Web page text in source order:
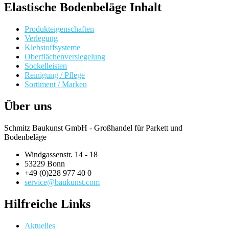
Elastische Bodenbeläge Inhalt
Produkteigenschaften
Verlegung
Klebstoffsysteme
Oberflächenversiegelung
Sockelleisten
Reinigung / Pflege
Sortiment / Marken
Über uns
Schmitz Baukunst GmbH - Großhandel für Parkett und
Bodenbeläge
Windgassenstr. 14 - 18
53229 Bonn
+49 (0)228 977 40 0
service@baukunst.com
Hilfreiche Links
Aktuelles